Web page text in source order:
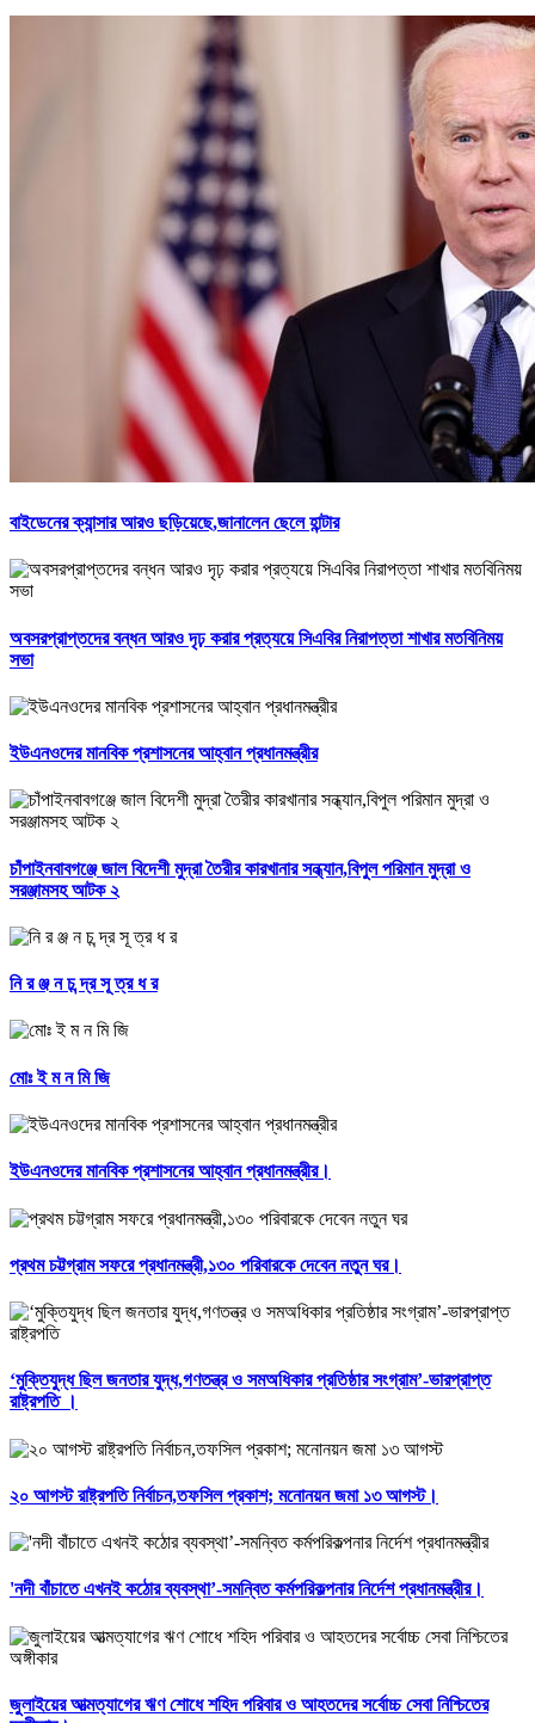
বাইডেনের ক্যান্সার আরও ছড়িয়েছে,জানালেন ছেলে হান্টার
অবসরপ্রাপ্তদের বন্ধন আরও দৃঢ় করার প্রত্যয়ে সিএবির নিরাপত্তা শাখার মতবিনিময়
সভা
ইউএনওদের মানবিক প্রশাসনের আহ্বান প্রধানমন্ত্রীর
চাঁপাইনবাবগঞ্জে জাল বিদেশী মুদ্রা তৈরীর কারখানার সন্ধ্যান,বিপুল পরিমান মুদ্রা ও
সরঞ্জামসহ আটক ২
নি র ঞ্জ ন চ ন্দ্র সূ ত্র ধ র
মোঃ ই ম ন মি জি
ইউএনওদের মানবিক প্রশাসনের আহ্বান প্রধানমন্ত্রীর।
প্রথম চট্টগ্রাম সফরে প্রধানমন্ত্রী,১৩০ পরিবারকে দেবেন নতুন ঘর।
‘মুক্তিযুদ্ধ ছিল জনতার যুদ্ধ,গণতন্ত্র ও সমঅধিকার প্রতিষ্ঠার সংগ্রাম’-ভারপ্রাপ্ত
রাষ্ট্রপতি ।
২০ আগস্ট রাষ্ট্রপতি নির্বাচন,তফসিল প্রকাশ; মনোনয়ন জমা ১৩ আগস্ট।
'নদী বাঁচাতে এখনই কঠোর ব্যবস্থা’-সমন্বিত কর্মপরিকল্পনার নির্দেশ প্রধানমন্ত্রীর।
জুলাইয়ের আত্মত্যাগের ঋণ শোধে শহিদ পরিবার ও আহতদের সর্বোচ্চ সেবা নিশ্চিতের